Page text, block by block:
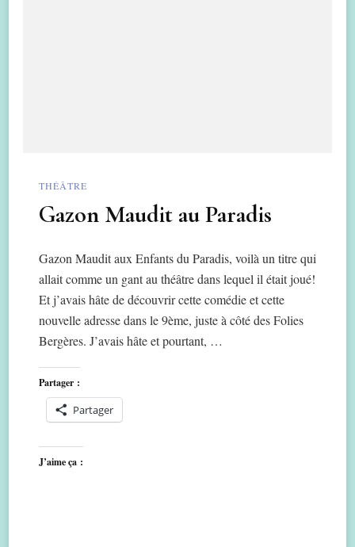
THÉÂTRE
Gazon Maudit au Paradis
Gazon Maudit aux Enfants du Paradis, voilà un titre qui
allait comme un gant au théâtre dans lequel il était joué!
Et j’avais hâte de découvrir cette comédie et cette
nouvelle adresse dans le 9ème, juste à côté des Folies
Bergères. J’avais hâte et pourtant, …
Partager :
Partager
J’aime ça :